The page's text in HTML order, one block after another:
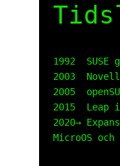
1992  SUSE
2003  Novell
2005
2015  Leap
2020→
MicroOS